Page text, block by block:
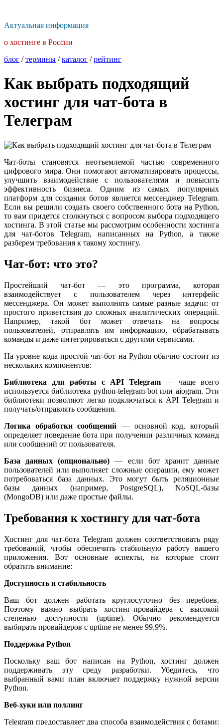
Актуальная информация
о хостинге в России
блог /термины /каталог /рейтинг
Как выбрать подходящий
хостинг для чат-бота в
Телеграм
Чат-боты становятся неотъемлемой частью современного
цифрового мира. Они помогают автоматизировать процессы,
улучшить взаимодействие с пользователями и повысить
эффективность бизнеса. Одним из самых популярных
платформ для создания ботов является мессенджер Telegram.
Если вы решили создать своего собственного бота на Python,
то вам придется столкнуться с вопросом выбора подходящего
хостинга. В этой статье мы рассмотрим особенности хостинга
для чат-ботов Telegram, написанных на Python, а также
разберем требования к такому хостингу.
Чат-бот: что это?
Простейший чат-бот — это программа, которая
взаимодействует с пользователем через интерфейс
мессенджера. Он может выполнять самые разные задачи: от
простого приветствия до сложных аналитических операций.
Например, такой бот может отвечать на вопросы
пользователей, отправлять им информацию, обрабатывать
команды и даже интегрироваться с другими сервисами.
На уровне кода простой чат-бот на Python обычно состоит из
нескольких компонентов:
Библиотека для работы с API Telegram — чаще всего
используется библиотека python-telegram-bot или aiogram. Эти
библиотеки позволяют легко подключаться к API Telegram и
получать/отправлять сообщения.
Логика обработки сообщений — основной код, который
определяет поведение бота при получении различных команд
или сообщений от пользователя.
База данных (опционально) — если бот хранит данные
пользователей или выполняет сложные операции, ему может
потребоваться база данных. Это могут быть реляционные
базы данных (например, PostgreSQL), NoSQL-базы
(MongoDB) или даже простые файлы.
Требования к хостингу для чат-бота
Хостинг для чат-бота Telegram должен соответствовать ряду
требований, чтобы обеспечить стабильную работу вашего
приложения. Вот основные аспекты, на которые стоит
обратить внимание:
Доступность и стабильность
Ваш бот должен работать круглосуточно без перебоев.
Поэтому важно выбрать хостинг-провайдера с высокой
степенью доступности (uptime). Обычно рекомендуется
выбирать провайдеров с uptime не менее 99.9%.
Поддержка Python
Поскольку ваш бот написан на Python, хостинг должен
поддерживать эту среду разработки. Убедитесь, что
выбранный вами план включает поддержку нужной версии
Python.
Веб-хуки или поллинг
Telegram предоставляет два способа взаимодействия с ботами: